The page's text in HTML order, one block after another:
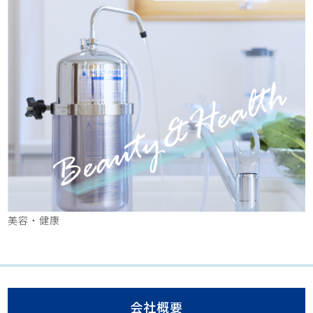
美容・健康
会社概要